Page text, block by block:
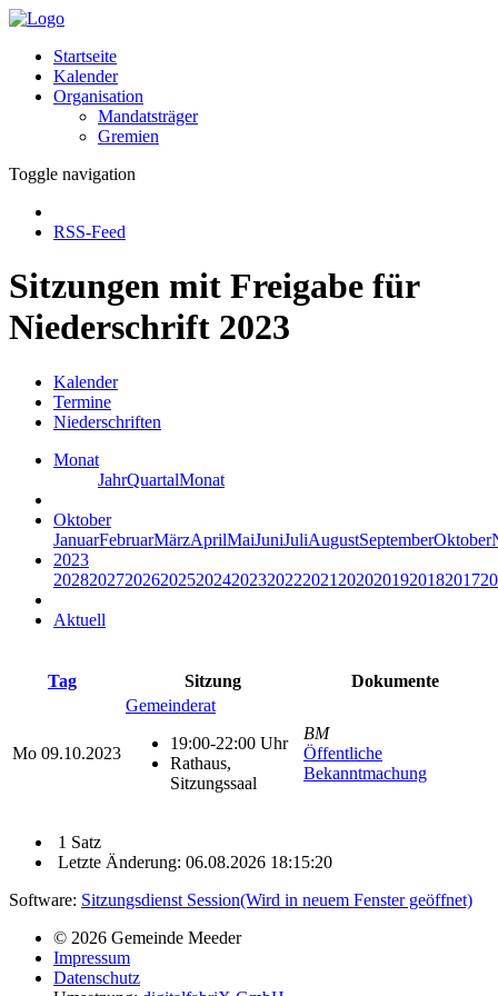
Startseite
Kalender
Organisation
Mandatsträger
Gremien
Toggle navigation
RSS-Feed
Sitzungen mit Freigabe für
Niederschrift 2023
Kalender
Termine
Niederschriften
Monat
JahrQuartalMonat
Oktober
JanuarFebruarMärzAprilMaiJuniJuliAugustSeptemberOktober
2023
20282027202620252024202320222021 2020201920182017
Aktuell
Tag Sitzung Dokumente
Mo 09.10.2023
Gemeinderat
19:00-22:00 Uhr
Rathaus,
Sitzungssaal
BM
Öffentliche
Bekanntmachung
1 Satz
Letzte Änderung: 06.08.2026 18:15:20
Software: Sitzungsdienst Session(Wird in neuem Fenster geöffnet)
© 2026 Gemeinde Meeder
Impressum
Datenschutz